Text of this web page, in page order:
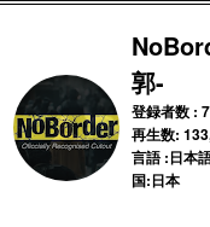
郭-
登録者数 :
再生数:
言語 :日本
国:日本